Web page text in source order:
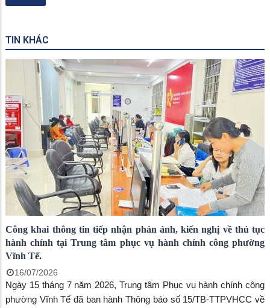
TIN KHÁC
Công khai thông tin tiếp nhận phản ánh, kiến nghị về thủ tục
hành chính tại Trung tâm phục vụ hành chính công phường
Vĩnh Tế.
16/07/2026
Ngày 15 tháng 7 năm 2026, Trung tâm Phục vụ hành chính công
phường Vĩnh Tế đã ban hành Thông báo số 15/TB-TTPVHCC về